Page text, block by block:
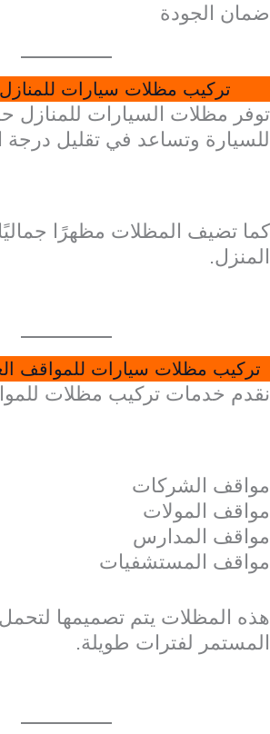
ضمان الجودة
تركيب مظلات سيارات
توفر مظلات السيارات للمنازل
للسيارة وتساعد في تقليل درجة
كما تضيف المظلات مظهرًا جماليًا
المنزل.
تركيب مظلات سيارات للمواقف
نقدم خدمات تركيب مظلات
مواقف الشركات
مواقف المولات
مواقف المدارس
مواقف المستشفيات
هذه المظلات يتم تصميمها
المستمر لفترات طويلة.